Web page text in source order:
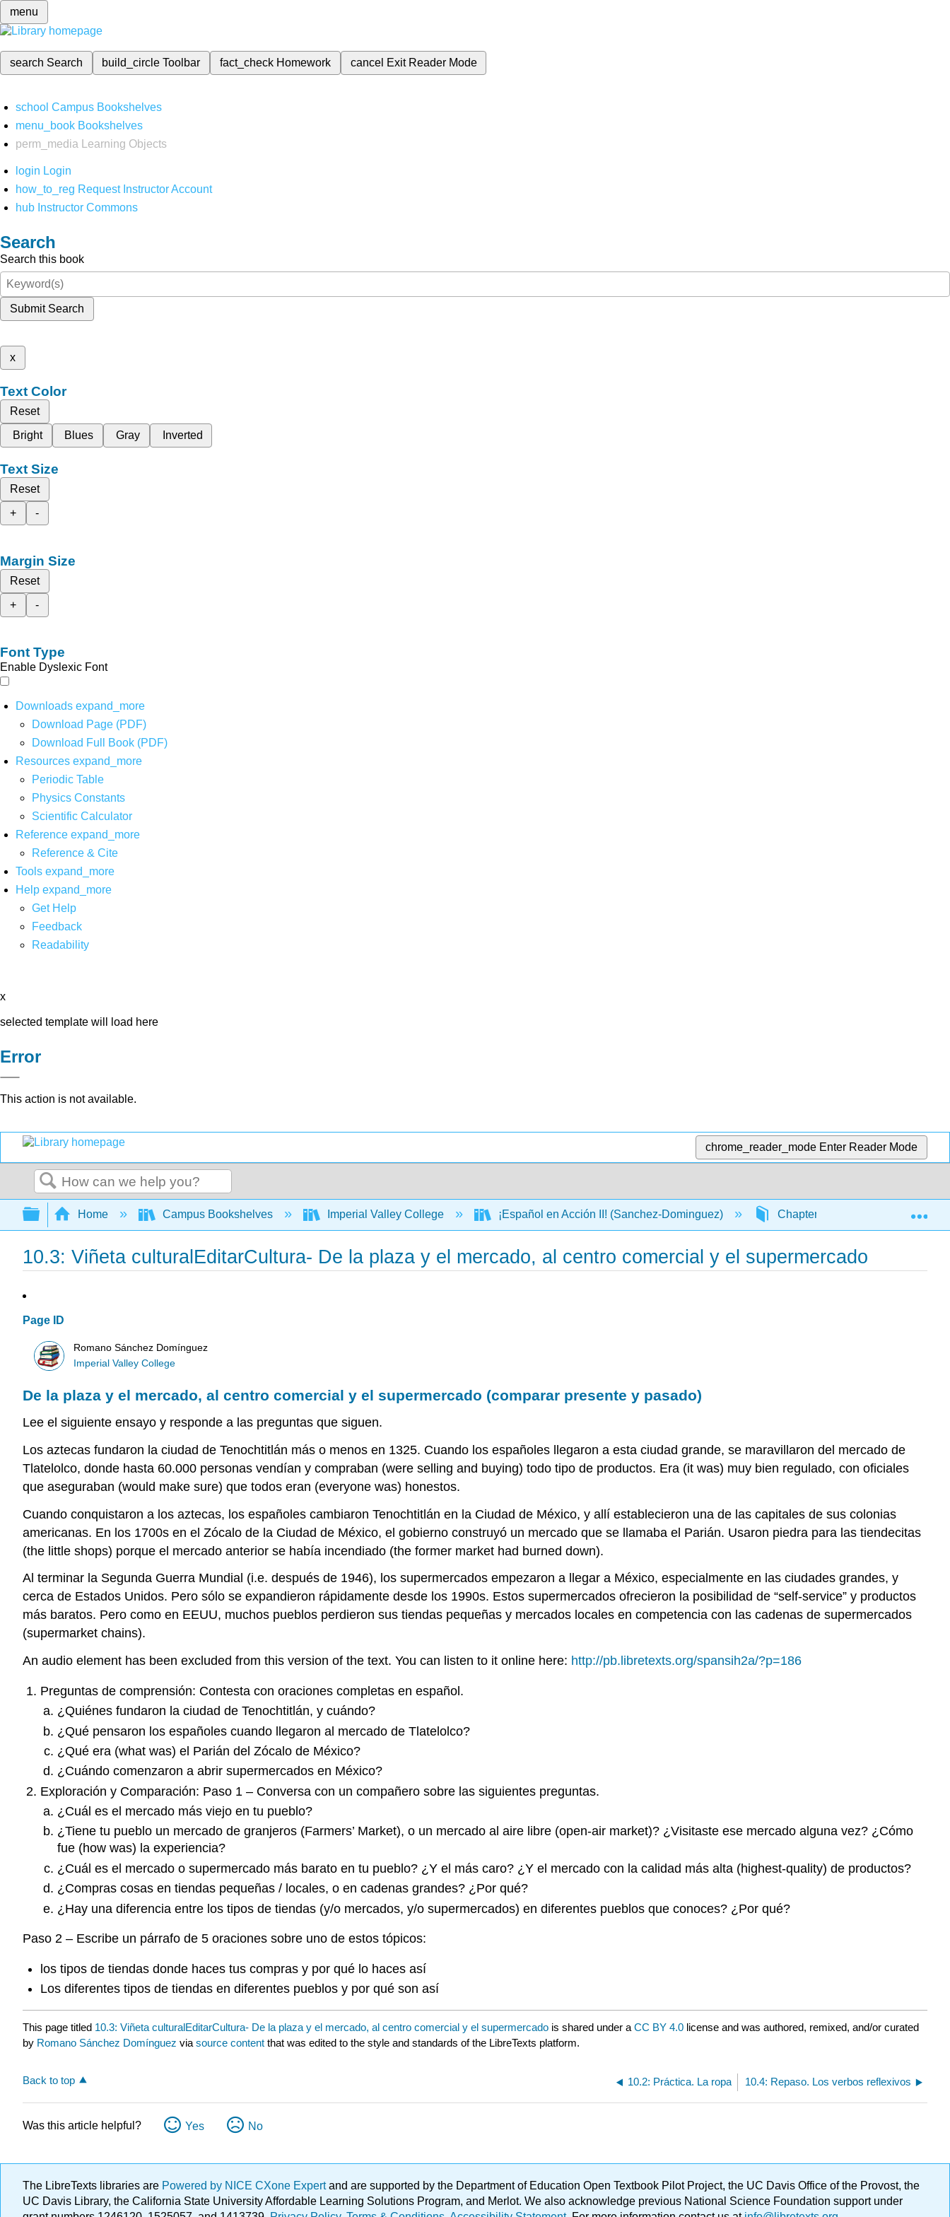
menu
search Search build_circleToolbar fact_check Homework cancel Exit Reader Mode
school Campus Bookshelves
menu_book Bookshelves
perm_media
Learning Objects
login Login
how_to_reg Request Instructor Account
hub Instructor Commons
Search
Search this book
Submit Search
x
Text Color
Reset
Bright
Blues Gray Inverted
Text Size
Reset
+
-
Margin Size
Reset
+
-
Font Type
Enable Dyslexic Font
Downloads expand_more
Download Page (PDF)
Download Full Book (PDF)
Resources expand_more
Periodic Table
Physics Constants
Scientific Calculator
Reference expand_more
Reference & Cite
Tools expand_more
Help expand_more
Get Help
Feedback
Readability
x
selected template will load here
Error
This action is not available.
chrome_reader_mode Enter Reader Mode
Search
Expand/collapse global hierarchy
Home Campus Bookshelves Imperial Valley College ¡Español en Acción II! (Sanchez-Dominguez) Chapter 10: Capítulo 10 Las
10.3: Viñeta culturalEditarCultura- De la plaza y el mercado, al centro comercial y el supermercado
Page ID
Romano Sánchez Domínguez
Imperial Valley College
De la plaza y el mercado, al centro comercial y el supermercado (comparar presente y pasado)
Lee el siguiente ensayo y responde a las preguntas que siguen.
Los aztecas fundaron la ciudad de Tenochtitlán más o menos en 1325. Cuando los españoles llegaron a esta ciudad grande, se maravillaron del mercado de
Tlatelolco, donde hasta 60.000 personas vendían y compraban (were selling and buying) todo tipo de productos. Era (it was) muy bien regulado, con oficiales
que aseguraban (would make sure) que todos eran (everyone was) honestos.
Cuando conquistaron a los aztecas, los españoles cambiaron Tenochtitlán en la Ciudad de México, y allí establecieron una de las capitales de sus colonias
americanas. En los 1700s en el Zócalo de la Ciudad de México, el gobierno construyó un mercado que se llamaba el Parián. Usaron piedra para las tiendecitas
(the little shops) porque el mercado anterior se había incendiado (the former market had burned down).
Al terminar la Segunda Guerra Mundial (i.e. después de 1946), los supermercados empezaron a llegar a México, especialmente en las ciudades grandes, y
cerca de Estados Unidos. Pero sólo se expandieron rápidamente desde los 1990s. Estos supermercados ofrecieron la posibilidad de “self-service” y productos
más baratos. Pero como en EEUU, muchos pueblos perdieron sus tiendas pequeñas y mercados locales en competencia con las cadenas de supermercados
(supermarket chains).
An audio element has been excluded from this version of the text. You can listen to it online here: http://pb.libretexts.org/spansih2a/?p=186
Preguntas de comprensión: Contesta con oraciones completas en español.
¿Quiénes fundaron la ciudad de Tenochtitlán, y cuándo?
¿Qué pensaron los españoles cuando llegaron al mercado de Tlatelolco?
¿Qué era (what was) el Parián del Zócalo de México?
¿Cuándo comenzaron a abrir supermercados en México?
Exploración y Comparación: Paso 1 – Conversa con un compañero sobre las siguientes preguntas.
¿Cuál es el mercado más viejo en tu pueblo?
¿Tiene tu pueblo un mercado de granjeros (Farmers’ Market), o un mercado al aire libre (open-air market)? ¿Visitaste ese mercado alguna vez? ¿Cómo
fue (how was) la experiencia?
¿Cuál es el mercado o supermercado más barato en tu pueblo? ¿Y el más caro? ¿Y el mercado con la calidad más alta (highest-quality) de productos?
¿Compras cosas en tiendas pequeñas / locales, o en cadenas grandes? ¿Por qué?
¿Hay una diferencia entre los tipos de tiendas (y/o mercados, y/o supermercados) en diferentes pueblos que conoces? ¿Por qué?
Paso 2 – Escribe un párrafo de 5 oraciones sobre uno de estos tópicos:
los tipos de tiendas donde haces tus compras y por qué lo haces así
Los diferentes tipos de tiendas en diferentes pueblos y por qué son así
This page titled 10.3: Viñeta culturalEditarCultura- De la plaza y el mercado, al centro comercial y el supermercado is shared under a CC BY 4.0 license and was authored, remixed, and/or curated
by Romano Sánchez Domínguez via source content that was edited to the style and standards of the LibreTexts platform.
Back to top 10.2: Práctica. La ropa 10.4: Repaso. Los verbos reflexivos
Was this article helpful? Yes No
The LibreTexts libraries are Powered by NICE CXone Expertand are supported by the Department of Education Open Textbook Pilot Project, the UC Davis Office of the Provost, the
UC Davis Library, the California State University Affordable Learning Solutions Program, and Merlot. We also acknowledge previous National Science Foundation support under